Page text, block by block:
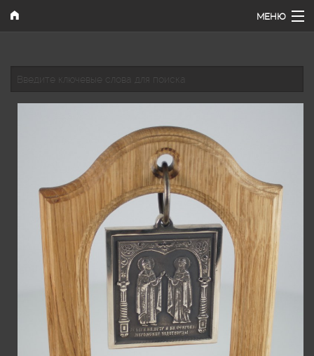
Перейти к основному содержанию
МЕНЮ
Наши работы
Контакты